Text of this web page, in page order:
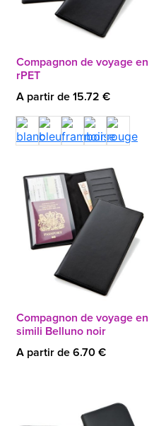
Compagnon de voyage en
rPET
A partir de 15.72 €
Compagnon de voyage en
simili Belluno noir
A partir de 6.70 €